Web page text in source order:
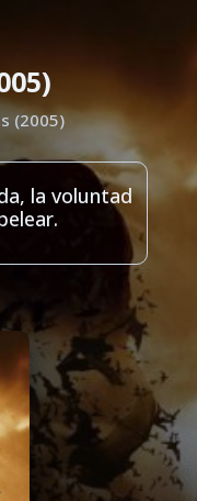
(2005)
la voluntad